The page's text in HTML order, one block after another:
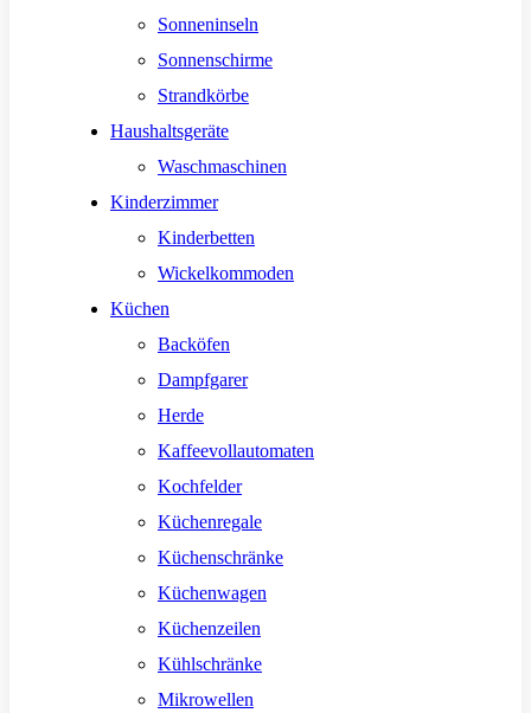
Sonneninseln
Sonnenschirme
Strandkörbe
Haushaltsgeräte
Waschmaschinen
Kinderzimmer
Kinderbetten
Wickelkommoden
Küchen
Backöfen
Dampfgarer
Herde
Kaffeevollautomaten
Kochfelder
Küchenregale
Küchenschränke
Küchenwagen
Küchenzeilen
Kühlschränke
Mikrowellen